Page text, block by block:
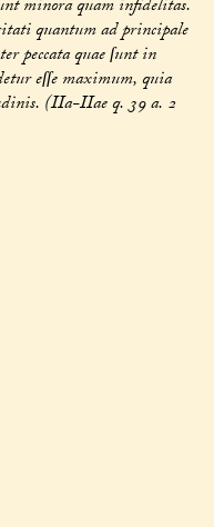
minora quam infidelitas.
quantum ad principale
peccata quae ſunt in
eſſe maximum, quia
(IIa-IIae q. 39 a. 2